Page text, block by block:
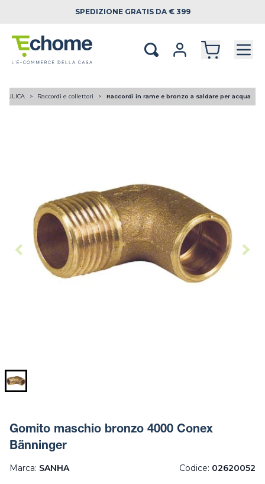
SPEDIZIONE GRATIS DA € 399
Raccordi e collettori Raccordi in rame e bronzo a saldare per acqua
Gomito maschio bronzo 4000 Conex
Bänninger
Marca: SANHA Codice: 02620052